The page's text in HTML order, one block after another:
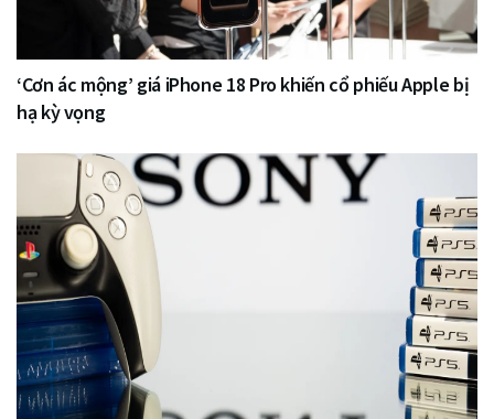
‘Cơn ác mộng’ giá iPhone 18 Pro khiến cổ phiếu Apple bị
hạ kỳ vọng